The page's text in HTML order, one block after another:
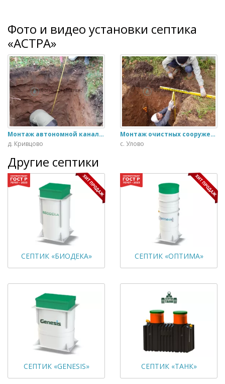
Фото и видео установки септика
«АСТРА»
Монтаж автономной канализации Астра 6
д. Кривцово
Монтаж очистных сооружении Астра 4 ПР
с. Улово
Другие септики
СЕПТИК «БИОДЕКА» СЕПТИК «ОПТИМА»
СЕПТИК «GENESIS» СЕПТИК «ТАНК»